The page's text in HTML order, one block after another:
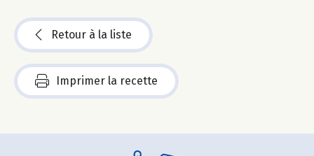
Retour à la liste
Imprimer la recette